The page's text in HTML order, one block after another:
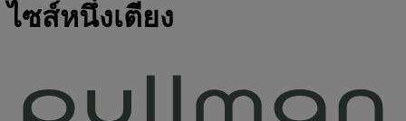
ไซส์หนึ่งเตียง